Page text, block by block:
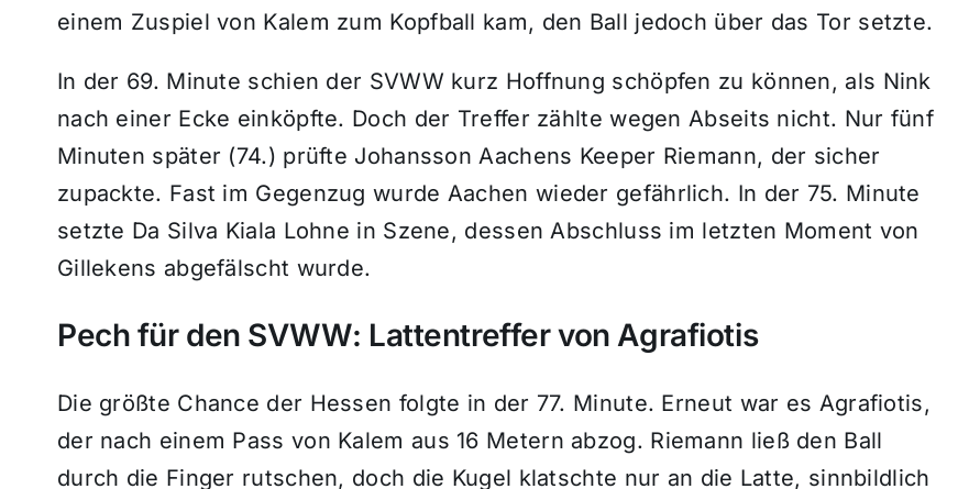
einem Zuspiel von Kalem zum Kopfball kam, den Ball jedoch über das Tor setzte.
In der 69. Minute schien der SVWW kurz Hoffnung schöpfen zu können, als Nink
nach einer Ecke einköpfte. Doch der Treffer zählte wegen Abseits nicht. Nur fünf
Minuten später (74.) prüfte Johansson Aachens Keeper Riemann, der sicher
zupackte. Fast im Gegenzug wurde Aachen wieder gefährlich. In der 75. Minute
setzte Da Silva Kiala Lohne in Szene, dessen Abschluss im letzten Moment von
Gillekens abgefälscht wurde.
Pech für den SVWW: Lattentreffer von Agrafiotis
Die größte Chance der Hessen folgte in der 77. Minute. Erneut war es Agrafiotis,
der nach einem Pass von Kalem aus 16 Metern abzog. Riemann ließ den Ball
durch die Finger rutschen, doch die Kugel klatschte nur an die Latte, sinnbildlich